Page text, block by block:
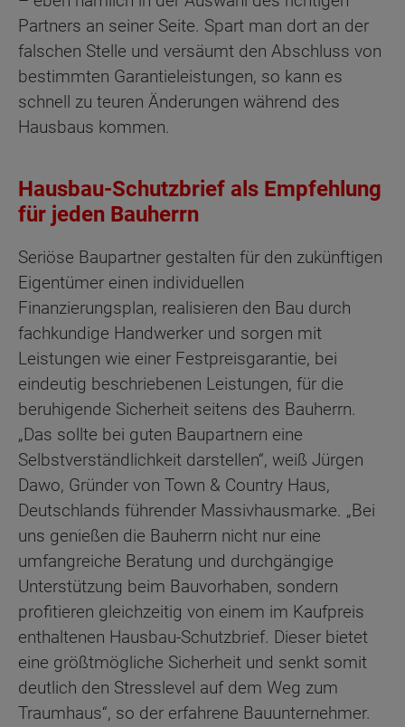
Partners an seiner Seite. Spart man dort an der
falschen Stelle und versäumt den Abschluss von
bestimmten Garantieleistungen, so kann es
schnell zu teuren Änderungen während des
Hausbaus kommen.
Hausbau-Schutzbrief als Empfehlung
für jeden Bauherrn
Seriöse Baupartner gestalten für den zukünftigen
Eigentümer einen individuellen
Finanzierungsplan, realisieren den Bau durch
fachkundige Handwerker und sorgen mit
Leistungen wie einer Festpreisgarantie, bei
eindeutig beschriebenen Leistungen, für die
beruhigende Sicherheit seitens des Bauherrn.
„Das sollte bei guten Baupartnern eine
Selbstverständlichkeit darstellen“, weiß Jürgen
Dawo, Gründer von Town & Country Haus,
Deutschlands führender Massivhausmarke. „Bei
uns genießen die Bauherrn nicht nur eine
umfangreiche Beratung und durchgängige
Unterstützung beim Bauvorhaben, sondern
profitieren gleichzeitig von einem im Kaufpreis
enthaltenen Hausbau-Schutzbrief. Dieser bietet
eine größtmögliche Sicherheit und senkt somit
deutlich den Stresslevel auf dem Weg zum
Traumhaus“, so der erfahrene Bauunternehmer.